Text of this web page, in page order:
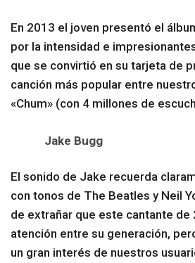
En 2013 el joven presentó el
por la intensidad e
que se convirtió en su tarjeta de
canción más popular entre
«Chum» (con 4 millones de
Jake Bugg
El sonido de Jake recuerda
con tonos de The Beatles y Neil
de extrañar que este cantante de
atención entre su generación,
un gran interés de nuestros